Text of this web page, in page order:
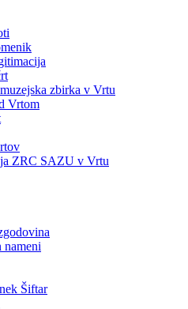
zbirka v Vrtu
Vrtom
ZRC SAZU v Vrtu
nameni
Šiftar